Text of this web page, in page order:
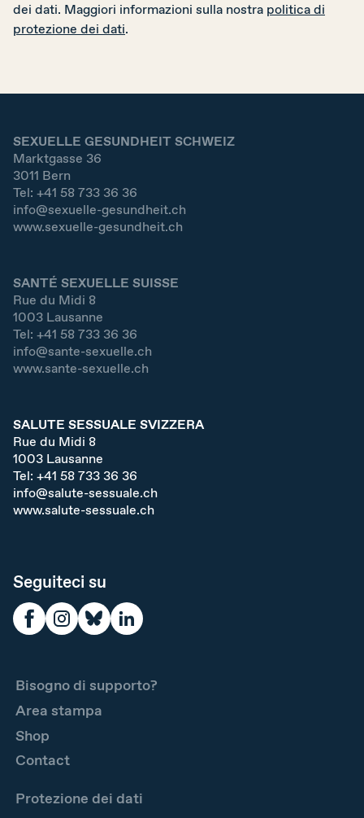
dei dati. Maggiori informazioni sulla nostra politica di
protezione dei dati.
SEXUELLE GESUNDHEIT SCHWEIZ
Marktgasse 36
3011 Bern
Tel: +41 58 733 36 36
info@sexuelle-gesundheit.ch
www.sexuelle-gesundheit.ch
SANTÉ SEXUELLE SUISSE
Rue du Midi 8
1003 Lausanne
Tel: +41 58 733 36 36
info@sante-sexuelle.ch
www.sante-sexuelle.ch
SALUTE SESSUALE SVIZZERA
Rue du Midi 8
1003 Lausanne
Tel: +41 58 733 36 36
info@salute-sessuale.ch
www.salute-sessuale.ch
Seguiteci su
Bisogno di supporto?
Area stampa
Shop
Contact
Protezione dei dati